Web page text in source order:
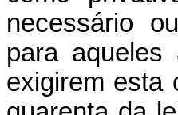
necessário
para
exigirem esta